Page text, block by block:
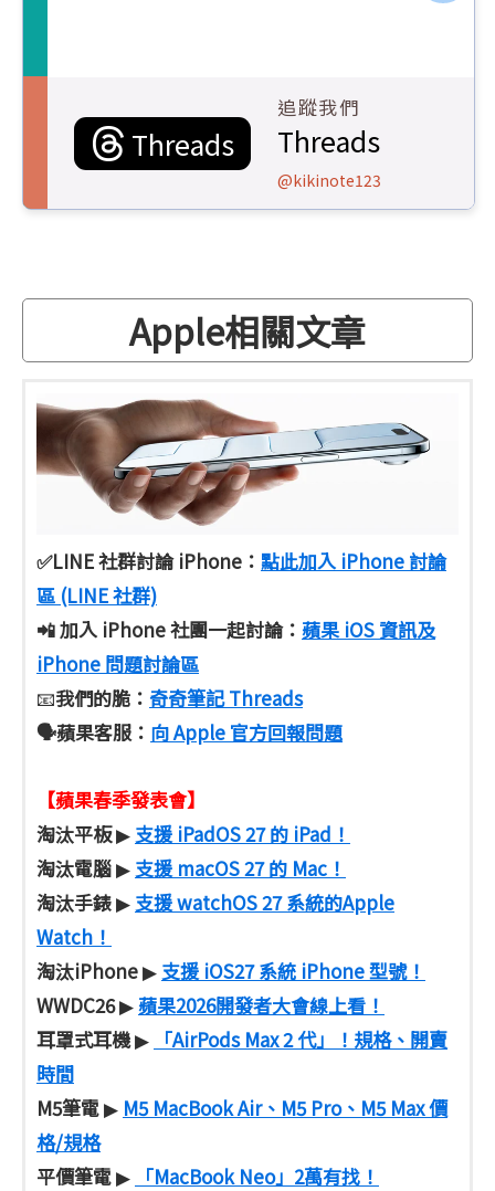
Threads
追蹤我們
Threads
@kikinote123
Apple相關文章
✅LINE 社群討論 iPhone： 點此加入 iPhone 討論
區 (LINE 社群)
📲 加入 iPhone 社團一起討論： 蘋果 iOS 資訊及
iPhone 問題討論區
📧我們的脆： 奇奇筆記 Threads
🗣️蘋果客服 ： 向 Apple 官方回報問題
【蘋果春季發表會】
淘汰平板▶ 支援 iPadOS 27 的 iPad！
淘汰電腦▶ 支援 macOS 27 的 Mac！
淘汰手錶▶ 支援 watchOS 27 系統的Apple
Watch！
淘汰iPhone▶ 支援 iOS27 系統 iPhone 型號！
WWDC26▶蘋果2026開發者大會線上看！
耳罩式耳機▶
「AirPods Max 2 代」！規格、開賣
時間
M5筆電▶ M5 MacBook Air、M5 Pro、M5 Max 價
格/規格
平價筆電▶
「MacBook Neo」2萬有找！